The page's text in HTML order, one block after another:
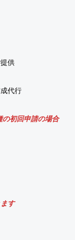
供
代行
初回申請の場合
す